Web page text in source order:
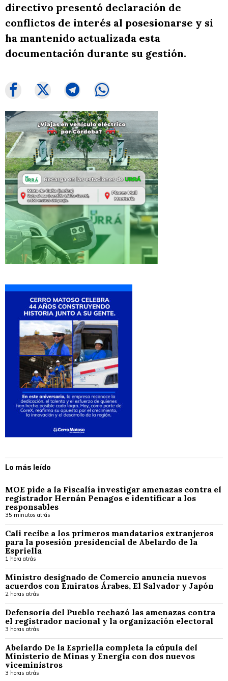
directivo presentó declaración de
conflictos de interés al posesionarse y si
ha mantenido actualizada esta
documentación durante su gestión.
Lo más leído
MOE pide a la Fiscalía investigar amenazas contra el
registrador Hernán Penagos e identificar a los
responsables
35 minutos atrás
Cali recibe a los primeros mandatarios extranjeros
para la posesión presidencial de Abelardo de la
Espriella
1 hora atrás
Ministro designado de Comercio anuncia nuevos
acuerdos con Emiratos Árabes, El Salvador y Japón
2 horas atrás
Defensoría del Pueblo rechazó las amenazas contra
el registrador nacional y la organización electoral
3 horas atrás
Abelardo De la Espriella completa la cúpula del
Ministerio de Minas y Energía con dos nuevos
viceministros
3 horas atrás